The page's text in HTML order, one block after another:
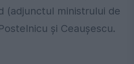
(adjunctul ministrului de
și Ceaușescu.